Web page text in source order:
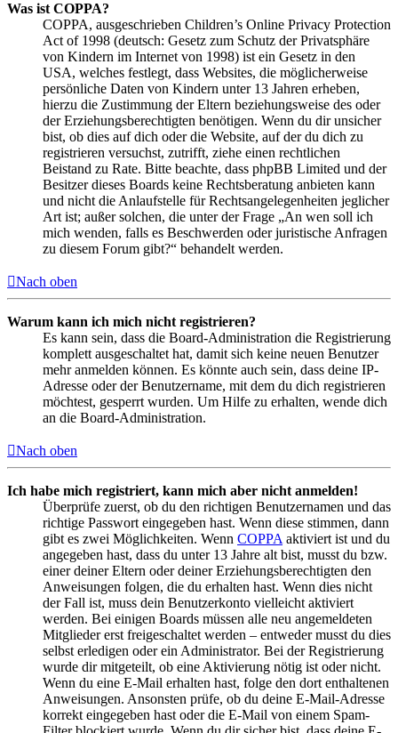
Was ist COPPA?
COPPA, ausgeschrieben Children’s Online Privacy Protection
Act of 1998 (deutsch: Gesetz zum Schutz der Privatsphäre
von Kindern im Internet von 1998) ist ein Gesetz in den
USA, welches festlegt, dass Websites, die möglicherweise
persönliche Daten von Kindern unter 13 Jahren erheben,
hierzu die Zustimmung der Eltern beziehungsweise des oder
der Erziehungsberechtigten benötigen. Wenn du dir unsicher
bist, ob dies auf dich oder die Website, auf der du dich zu
registrieren versuchst, zutrifft, ziehe einen rechtlichen
Beistand zu Rate. Bitte beachte, dass phpBB Limited und der
Besitzer dieses Boards keine Rechtsberatung anbieten kann
und nicht die Anlaufstelle für Rechtsangelegenheiten jeglicher
Art ist; außer solchen, die unter der Frage „An wen soll ich
mich wenden, falls es Beschwerden oder juristische Anfragen
zu diesem Forum gibt?“ behandelt werden.
Nach oben
Warum kann ich mich nicht registrieren?
Es kann sein, dass die Board-Administration die Registrierung
komplett ausgeschaltet hat, damit sich keine neuen Benutzer
mehr anmelden können. Es könnte auch sein, dass deine IP-
Adresse oder der Benutzername, mit dem du dich registrieren
möchtest, gesperrt wurden. Um Hilfe zu erhalten, wende dich
an die Board-Administration.
Nach oben
Ich habe mich registriert, kann mich aber nicht anmelden!
Überprüfe zuerst, ob du den richtigen Benutzernamen und das
richtige Passwort eingegeben hast. Wenn diese stimmen, dann
gibt es zwei Möglichkeiten. Wenn COPPA aktiviert ist und du
angegeben hast, dass du unter 13 Jahre alt bist, musst du bzw.
einer deiner Eltern oder deiner Erziehungsberechtigten den
Anweisungen folgen, die du erhalten hast. Wenn dies nicht
der Fall ist, muss dein Benutzerkonto vielleicht aktiviert
werden. Bei einigen Boards müssen alle neu angemeldeten
Mitglieder erst freigeschaltet werden – entweder musst du dies
selbst erledigen oder ein Administrator. Bei der Registrierung
wurde dir mitgeteilt, ob eine Aktivierung nötig ist oder nicht.
Wenn du eine E-Mail erhalten hast, folge den dort enthaltenen
Anweisungen. Ansonsten prüfe, ob du deine E-Mail-Adresse
korrekt eingegeben hast oder die E-Mail von einem Spam-